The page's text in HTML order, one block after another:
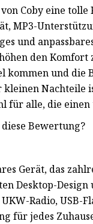
Coby eine
MP3-
und
den Komfort
kommen und die
Nachteile
für alle, die
Bewertung?
Gerät, das
Desktop-Design
Radio, USB-
für jedes